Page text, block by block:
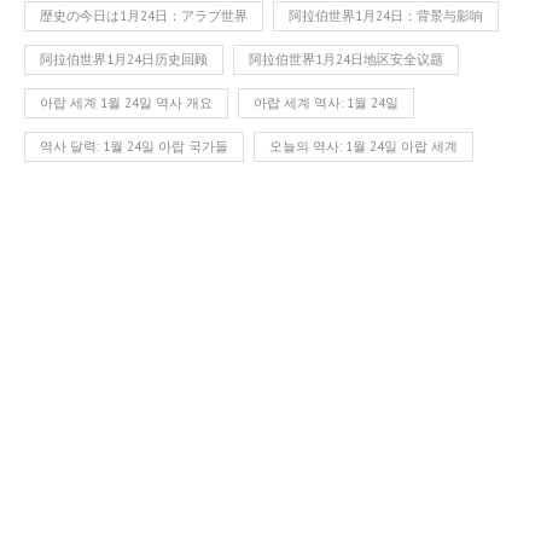
歴史の今日は1月24日：アラブ世界 阿拉伯世界1月24日：背景与影响
阿拉伯世界1月24日历史回顾 阿拉伯世界1月24日地区安全议题
아랍 세계 1월 24일 역사 개요 아랍 세계 역사: 1월 24일
역사 달력: 1월 24일 아랍 국가들 오늘의 역사: 1월 24일 아랍 세계